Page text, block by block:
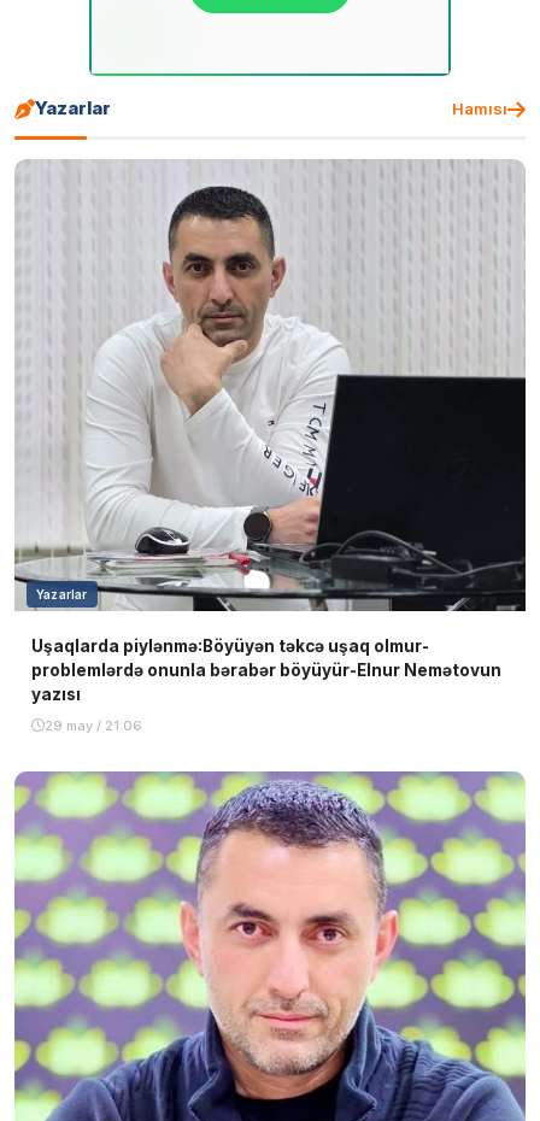
Yazarlar Hamısı
Yazarlar
Uşaqlarda piylənmə:Böyüyən təkcə uşaq olmur-
problemlərdə onunla bərabər böyüyür-Elnur Nemətovun
yazısı
29 may / 21:06